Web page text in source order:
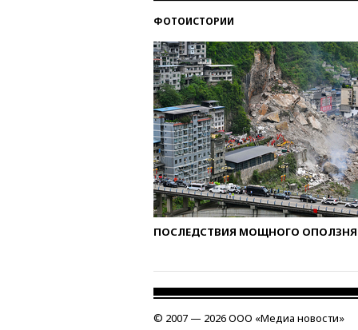
ФОТОИСТОРИИ
ПОСЛЕДСТВИЯ МОЩНОГО ОПОЛЗНЯ
© 2007 — 2026 ООО «Медиа новости»